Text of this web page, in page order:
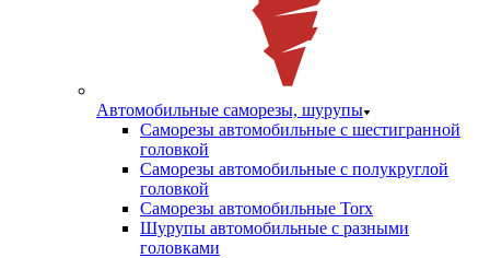
Автомобильные саморезы, шурупы
Саморезы автомобильные с шестигранной
головкой
Саморезы автомобильные с полукруглой
головкой
Саморезы автомобильные Torx
Шурупы автомобильные с разными
головками